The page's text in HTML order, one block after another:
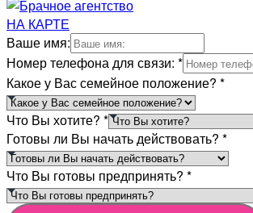
НА КАРТЕ
Ваше имя:
Номер телефона для связи: *
Какое у Вас семейное положение? *
Что Вы хотите? *
Готовы ли Вы начать действовать? *
Что Вы готовы предпринять? *